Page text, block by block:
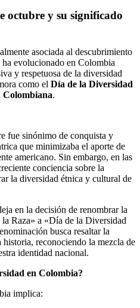
octubre y su significado
asociada al descubrimiento
evolucionado en Colombia
y respetuosa de la diversidad
como el Día de la Diversidad
.
fue sinónimo de conquista y
que minimizaba el aporte de
americano. Sin embargo, en las
conciencia sobre la
la diversidad étnica y cultural de
en la decisión de renombrar la
Raza» a «Día de la Diversidad
busca resaltar la
reconociendo la mezcla de
identidad nacional.
en Colombia?
implica: